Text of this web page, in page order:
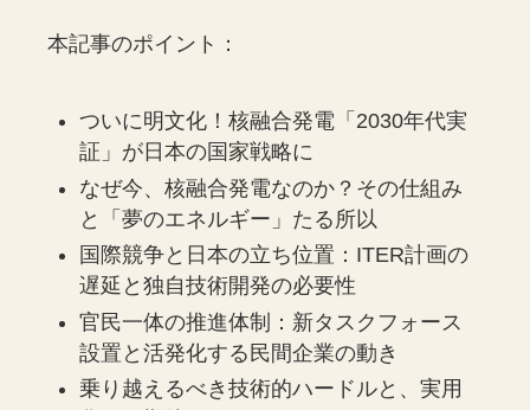
本記事のポイント：
ついに明文化！核融合発電「2030年代実
証」が日本の国家戦略に
なぜ今、核融合発電なのか？その仕組み
と「夢のエネルギー」たる所以
国際競争と日本の立ち位置：ITER計画の
遅延と独自技術開発の必要性
官民一体の推進体制：新タスクフォース
設置と活発化する民間企業の動き
乗り越えるべき技術的ハードルと、実用